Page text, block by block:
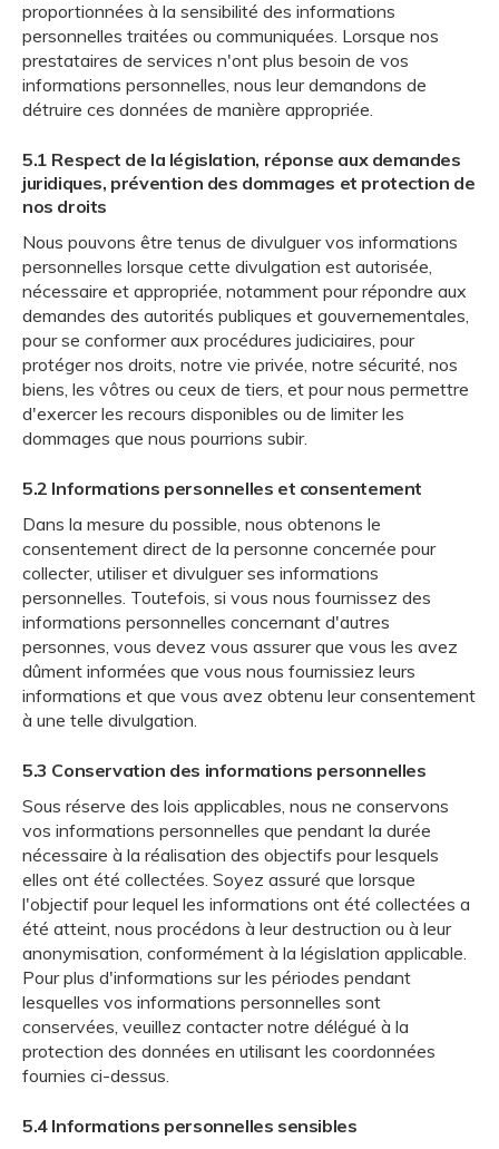
proportionnées à la sensibilité des informations
personnelles traitées ou communiquées. Lorsque nos
prestataires de services n'ont plus besoin de vos
informations personnelles, nous leur demandons de
détruire ces données de manière appropriée.
5.1 Respect de la législation, réponse aux demandes
juridiques, prévention des dommages et protection de
nos droits
Nous pouvons être tenus de divulguer vos informations
personnelles lorsque cette divulgation est autorisée,
nécessaire et appropriée, notamment pour répondre aux
demandes des autorités publiques et gouvernementales,
pour se conformer aux procédures judiciaires, pour
protéger nos droits, notre vie privée, notre sécurité, nos
biens, les vôtres ou ceux de tiers, et pour nous permettre
d'exercer les recours disponibles ou de limiter les
dommages que nous pourrions subir.
5.2 Informations personnelles et consentement
Dans la mesure du possible, nous obtenons le
consentement direct de la personne concernée pour
collecter, utiliser et divulguer ses informations
personnelles. Toutefois, si vous nous fournissez des
informations personnelles concernant d'autres
personnes, vous devez vous assurer que vous les avez
dûment informées que vous nous fournissiez leurs
informations et que vous avez obtenu leur consentement
à une telle divulgation.
5.3 Conservation des informations personnelles
Sous réserve des lois applicables, nous ne conservons
vos informations personnelles que pendant la durée
nécessaire à la réalisation des objectifs pour lesquels
elles ont été collectées. Soyez assuré que lorsque
l'objectif pour lequel les informations ont été collectées a
été atteint, nous procédons à leur destruction ou à leur
anonymisation, conformément à la législation applicable.
Pour plus d'informations sur les périodes pendant
lesquelles vos informations personnelles sont
conservées, veuillez contacter notre délégué à la
protection des données en utilisant les coordonnées
fournies ci-dessus.
5.4 Informations personnelles sensibles